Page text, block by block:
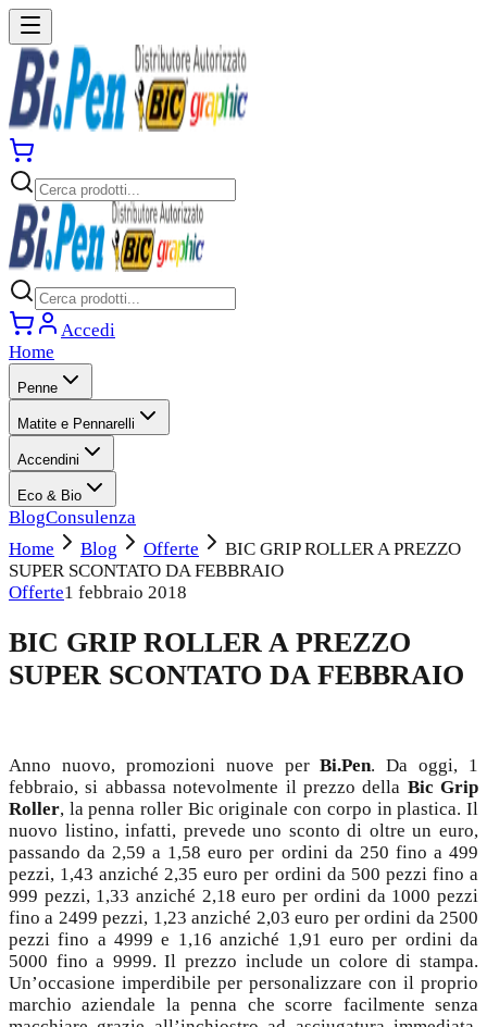
Accedi
Home
Penne
Matite e Pennarelli
Accendini
Eco & Bio
BlogConsulenza
Home
Blog Offerte
BIC GRIP ROLLER A PREZZO
SUPER SCONTATO DA FEBBRAIO
Offerte1 febbraio 2018
BIC GRIP ROLLER A PREZZO
SUPER SCONTATO DA FEBBRAIO
Anno nuovo, promozioni nuove perBi.Pen. Da oggi, 1
febbraio, si abbassa notevolmente il prezzo della Bic Grip
Roller, la penna roller Bic originale con corpo in plastica. Il
nuovo listino, infatti, prevede uno sconto di oltre un euro,
passando da 2,59 a 1,58 euro per ordini da 250 fino a 499
pezzi, 1,43 anziché 2,35 euro per ordini da 500 pezzi fino a
999 pezzi, 1,33 anziché 2,18 euro per ordini da 1000 pezzi
fino a 2499 pezzi, 1,23 anziché 2,03 euro per ordini da 2500
pezzi fino a 4999 e 1,16 anziché 1,91 euro per ordini da
5000 fino a 9999. Il prezzo include un colore di stampa.
Un’occasione imperdibile per personalizzare con il proprio
marchio aziendale la penna che scorre facilmente senza